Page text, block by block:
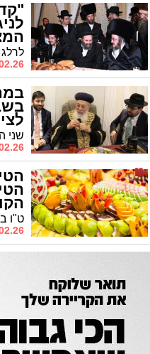
05.02.26,
02.02.26,
01.02.26,